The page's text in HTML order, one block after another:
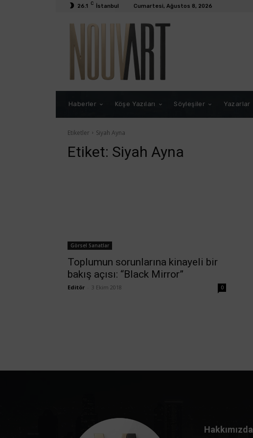
26.1 C İstanbul Cumartesi, Ağustos 8, 2026
Haberler Köşe Yazıları Söyleşiler Yazarlar
Etiketler Siyah Ayna
Etiket: Siyah Ayna
Görsel Sanatlar
Toplumun sorunlarına kinayeli bir
bakış açısı: “Black Mirror”
Editör 3 Ekim 2018 0
Hakkımızda